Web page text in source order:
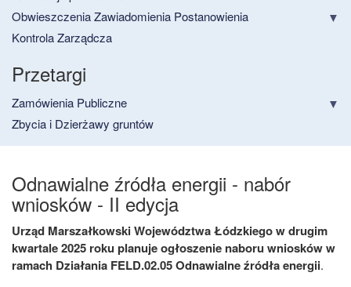
Obwieszczenia Zawiadomienia Postanowienia
Kontrola Zarządcza
Przetargi
Zamówienia Publiczne
Zbycia i Dzierżawy gruntów
Odnawialne źródła energii - nabór
wniosków - II edycja
Urząd Marszałkowski Województwa Łódzkiego w drugim
kwartale 2025 roku planuje ogłoszenie naboru wniosków w
ramach Działania FELD.02.05 Odnawialne źródła energii.